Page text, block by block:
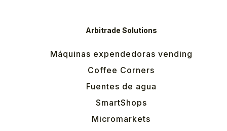
Arbitrade Solutions
Máquinas expendedoras vending
Coffee Corners
Fuentes de agua
SmartShops
Micromarkets